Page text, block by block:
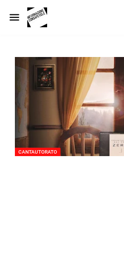
CANTAUTORATO